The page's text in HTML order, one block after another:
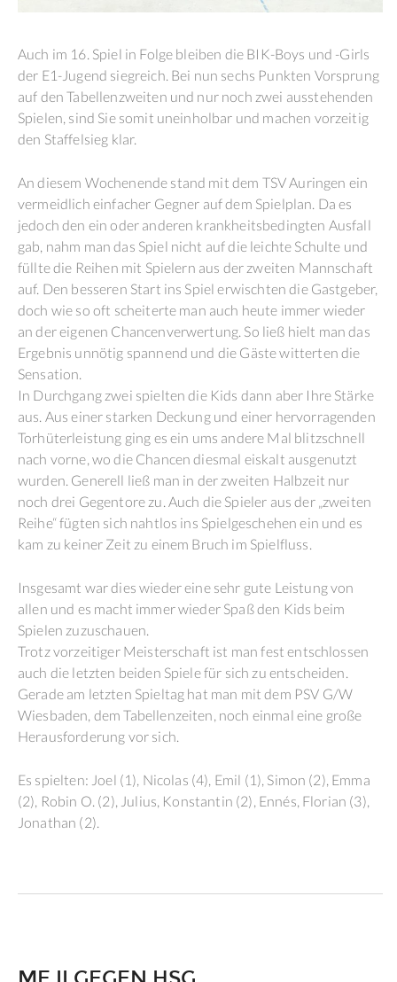
Auch im 16. Spiel in Folge bleiben die BIK-Boys und -Girls
der E1-Jugend siegreich. Bei nun sechs Punkten Vorsprung
auf den Tabellenzweiten und nur noch zwei ausstehenden
Spielen, sind Sie somit uneinholbar und machen vorzeitig
den Staffelsieg klar.
An diesem Wochenende stand mit dem TSV Auringen ein
vermeidlich einfacher Gegner auf dem Spielplan. Da es
jedoch den ein oder anderen krankheitsbedingten Ausfall
gab, nahm man das Spiel nicht auf die leichte Schulte und
füllte die Reihen mit Spielern aus der zweiten Mannschaft
auf. Den besseren Start ins Spiel erwischten die Gastgeber,
doch wie so oft scheiterte man auch heute immer wieder
an der eigenen Chancenverwertung. So ließ hielt man das
Ergebnis unnötig spannend und die Gäste witterten die
Sensation.
In Durchgang zwei spielten die Kids dann aber Ihre Stärke
aus. Aus einer starken Deckung und einer hervorragenden
Torhüterleistung ging es ein ums andere Mal blitzschnell
nach vorne, wo die Chancen diesmal eiskalt ausgenutzt
wurden. Generell ließ man in der zweiten Halbzeit nur
noch drei Gegentore zu. Auch die Spieler aus der „zweiten
Reihe“ fügten sich nahtlos ins Spielgeschehen ein und es
kam zu keiner Zeit zu einem Bruch im Spielfluss.
Insgesamt war dies wieder eine sehr gute Leistung von
allen und es macht immer wieder Spaß den Kids beim
Spielen zuzuschauen.
Trotz vorzeitiger Meisterschaft ist man fest entschlossen
auch die letzten beiden Spiele für sich zu entscheiden.
Gerade am letzten Spieltag hat man mit dem PSV G/W
Wiesbaden, dem Tabellenzeiten, noch einmal eine große
Herausforderung vor sich.
Es spielten: Joel (1), Nicolas (4), Emil (1), Simon (2), Emma
(2), Robin O. (2), Julius, Konstantin (2), Ennés, Florian (3),
Jonathan (2).